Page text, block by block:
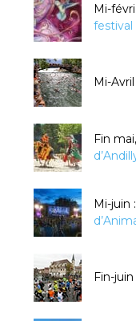
Mi-
Mi-Avril
Fin
Mi-juin :
Fin-juin